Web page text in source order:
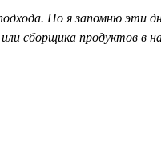
Но я запомню эти
сборщика продуктов в